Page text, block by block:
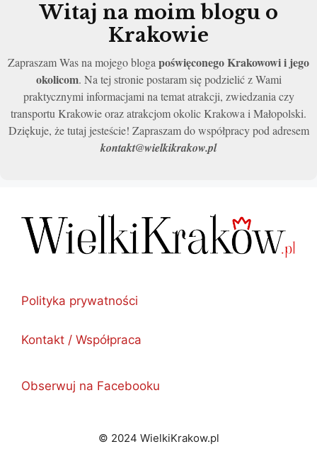
Witaj na moim blogu o
Krakowie
Zapraszam Was na mojego blogapoświęconego Krakowowi i jego
okolicom. Na tej stronie postaram się podzielić z Wami
praktycznymi informacjami na temat atrakcji, zwiedzania czy
transportu Krakowie oraz atrakcjom okolic Krakowa i Małopolski.
Dziękuje, że tutaj jesteście! Zapraszam do współpracy pod adresem
kontakt@wielkikrakow.pl
Polityka prywatności
Kontakt / Współpraca
Obserwuj na Facebooku
© 2024 WielkiKrakow.pl